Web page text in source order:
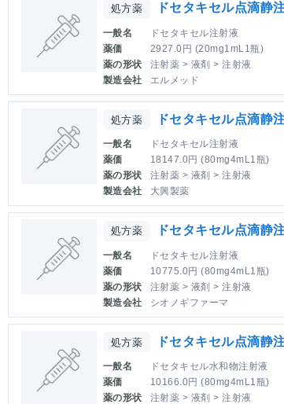
処方薬 ドセタキセル点滴静
一般名
ドセタキセル注射液
薬価
2927.0円 (20mg1mL1瓶)
薬の形状
注射薬 > 液剤 > 注射液
製造会社
エルメッド
処方薬 ドセタキセル点滴静
一般名
ドセタキセル注射液
薬価
18147.0円 (80mg4mL1瓶)
薬の形状
注射薬 > 液剤 > 注射液
製造会社
大興製薬
処方薬 ドセタキセル点滴静
一般名
ドセタキセル注射液
薬価
10775.0円 (80mg4mL1瓶)
薬の形状
注射薬 > 液剤 > 注射液
製造会社
シオノギファーマ
処方薬 ドセタキセル点滴静
一般名
ドセタキセル水和物注射液
薬価
10166.0円 (80mg4mL1瓶)
薬の形状
注射薬 > 液剤 > 注射液